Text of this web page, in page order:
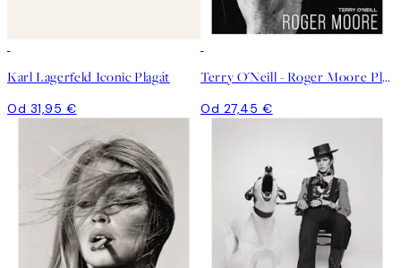
Karl Lagerfeld Iconic Plagát
Od 31,95 €
Terry O'Neill - Roger Moore Plagát
Od 27,45 €